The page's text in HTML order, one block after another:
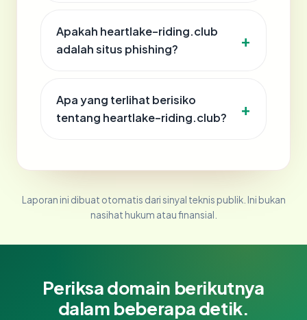
Apakah heartlake-riding.club
adalah situs phishing?
Apa yang terlihat berisiko
tentang heartlake-riding.club?
Laporan ini dibuat otomatis dari sinyal teknis publik. Ini bukan
nasihat hukum atau finansial.
Periksa domain berikutnya
dalam beberapa detik.